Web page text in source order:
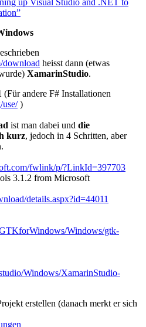
download heisst dann (etwas
XamarinStudio.
(Für andere F# Installationen
use/)
ist man dabei und die
kurz, jedoch in 4 Schritten, aber
fwlink/p/?LinkId=397703
3.1.2 from Microsoft
details.aspx?id=44011
Windows/gtk-
Windows/XamarinStudio-
erstellen (danach merkt er sich